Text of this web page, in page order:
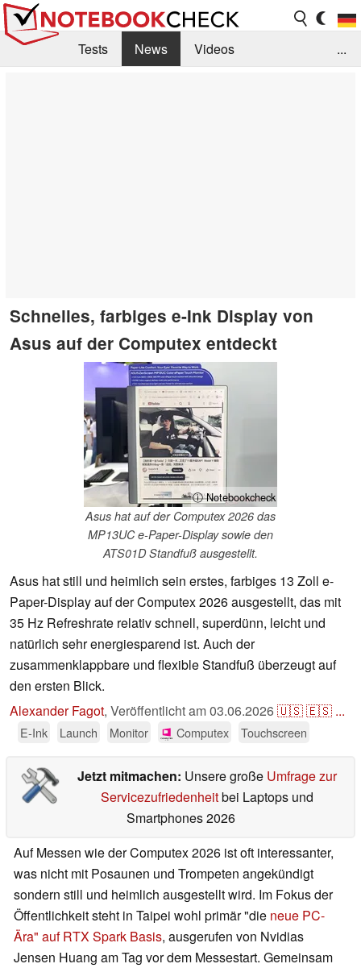
Tests News
Videos
...
Schnelles, farbiges e-Ink Display von
Asus auf der Computex entdeckt
ⓘ Notebookcheck
Asus hat auf der Computex 2026 das
MP13UC e-Paper-Display sowie den
ATS01D Standfuß ausgestellt.
Asus hat still und heimlich sein erstes, farbiges 13 Zoll e-
Paper-Display auf der Computex 2026 ausgestellt, das mit
35 Hz Refreshrate relativ schnell, superdünn, leicht und
natürlich sehr energiesparend ist. Auch der
zusammenklappbare und flexible Standfuß überzeugt auf
den ersten Blick.
Alexander Fagot, Veröffentlicht am03.06.2026🇺🇸🇪🇸 ...
E-Ink Launch Monitor Computex Touchscreen
Jetzt mitmachen: Unsere große Umfrage zur
Servicezufriedenheitbei Laptops und
Smartphones 2026
Auf Messen wie der Computex 2026 ist oft interessanter,
was nicht mit Posaunen und Trompeten angekündigt
sondern still und heimlich ausgestellt wird. Im Fokus der
Öffentlichkeit steht in Taipei wohl primär "die neue PC-
Ära" auf RTX Spark Basis, ausgerufen von Nvidias
Jensen Huang am Tag vor dem Messestart. Gemeinsam